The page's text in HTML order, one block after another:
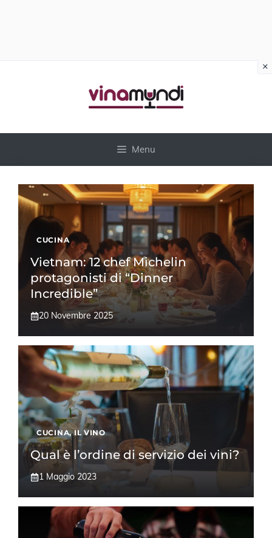
Menu
CUCINA
Vietnam: 12 chef Michelin
protagonisti di “Dinner
Incredible”
20 Novembre 2025
CUCINA, IL VINO
​Qual è l’ordine di servizio dei vini?
1 Maggio 2023
×